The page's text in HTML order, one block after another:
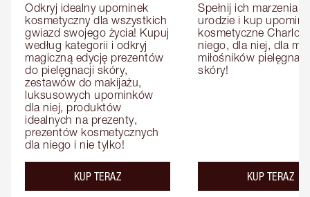
Odkryj idealny upominek
kosmetyczny dla wszystkich
gwiazd swojego życia! Kupuj
według kategorii i odkryj
magiczną edycję prezentów
do pielęgnacji skóry,
zestawów do makijażu,
luksusowych upominków
dla niej, produktów
idealnych na prezenty,
prezentów kosmetycznych
dla niego i nie tylko!
KUP TERAZ
Spełnij ich marzenia o
urodzie i kup
kosmetyczne
niego, dla niej, dla
miłośników pielęgnacji
skóry!
KUP TERAZ